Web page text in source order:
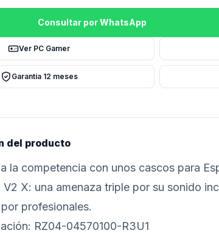
Consultar por WhatsApp
Ver PC Gamer
Garantía 12 meses
del producto
la competencia con unos cascos para
V2 X: una amenaza triple por su sonido
profesionales.
RZ04-04570100-R3U1